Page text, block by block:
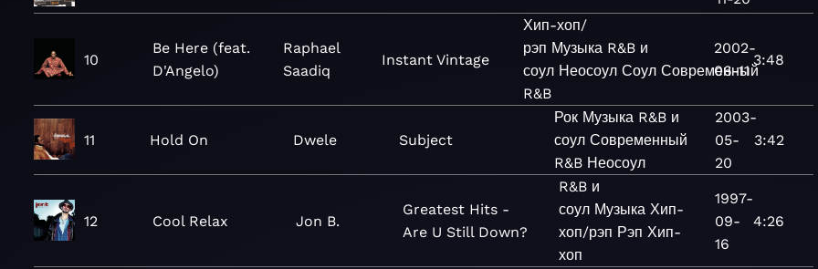
10
Be Here (feat.
D'Angelo)
Raphael
Saadiq
Instant Vintage
Хип-хоп/
рэп Музыка R&B и
соул Неосоул Соул Современный
R&B
2002-
06-11
3:48
11 Hold On Dwele Subject
Рок Музыка R&B и
соул Современный
R&B Неосоул
2003-
05-
20
3:42
12 Cool Relax Jon B.
Greatest Hits -
Are U Still Down?
R&B и
соул Музыка Хип-
хоп/рэп Рэп Хип-
хоп
1997-
09-
16
4:26